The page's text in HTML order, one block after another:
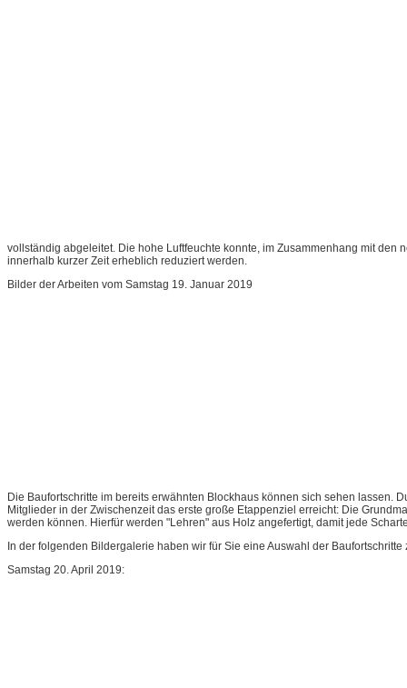
vollständig abgeleitet. Die hohe Luftfeuchte konnte, im Zusammenhang mit
innerhalb kurzer Zeit erheblich reduziert werden.
Bilder der Arbeiten vom Samstag 19. Januar 2019
Die Baufortschritte im bereits erwähnten Blockhaus können sich sehen lassen.
Mitglieder in der Zwischenzeit das erste große Etappenziel erreicht: Die
werden können. Hierfür werden "Lehren" aus Holz angefertigt, damit jede
In der folgenden Bildergalerie haben wir für Sie eine Auswahl der Baufortschritte
Samstag 20. April 2019: